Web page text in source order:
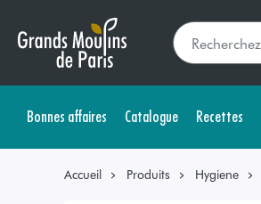
Bonnes affaires Catalogue Recettes
Accueil Produits Hygiene